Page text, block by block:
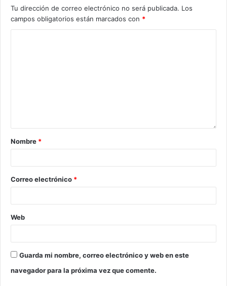
Tu dirección de correo electrónico no será publicada. Los
campos obligatorios están marcados con *
Nombre *
Correo electrónico *
Web
Guarda mi nombre, correo electrónico y web en este
navegador para la próxima vez que comente.